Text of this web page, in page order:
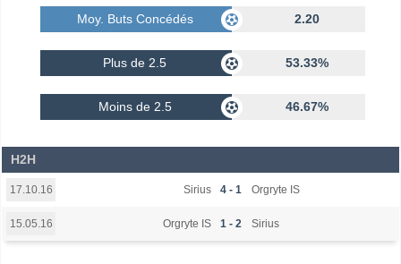
Moy. Buts Concédés 2.20
Plus de 2.5 53.33%
Moins de 2.5 46.67%
H2H
17.10.16 Sirius 4 - 1 Orgryte IS
15.05.16 Orgryte IS 1 - 2 Sirius